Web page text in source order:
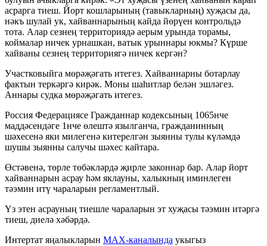
асрарга тиеш. Йорт кошларының (тавыкларның) хуҗасы да,
нәкъ шулай ук, хайваннарының кайда йөрүен контрольдә
тота. Алар сезнең территориядә аерым урында торамы,
коймалар ничек урнашкан, ватык урыннары юкмы? Күрше
хайваны сезнең территориягә ничек кергән?
Участковыйга мөрәҗәгать итегез. Хайваннарны ботарлау
фактын теркәргә кирәк. Моны шаһитлар белән эшләгез.
Аннары судка мөрәҗәгать итегез.
Россия Федерациясе Гражданнар кодексының 1065нче
маддәсендәге 1нче өлештә язылганча, гражданинның
шәхесенә яки милегенә китерелгән зыянны тулы күләмдә
шушы зыянны салучы шәхес кайтара.
Өстәвенә, төрле төбәкләрдә җирле законнар бар. Алар йорт
хайваннарын асрау һәм яклауны, халыкның иминлеген
тәэмин итү чараларын регламентлый.
Үз этен асрауның тиешле чараларын эт хуҗасы тәэмин итәргә
тиеш, диелә хәбәрдә.
Интертат яңалыкларын MAX-каналында укыгыз